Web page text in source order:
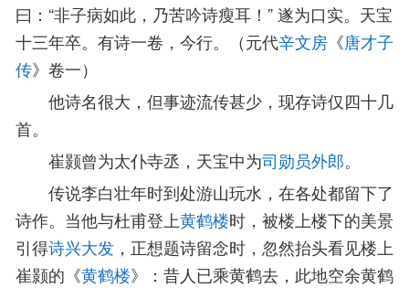
曰：“非子病如此，乃苦吟诗瘦耳！” 遂为口实。天宝
十三年卒。有诗一卷，今行。（元代辛文房 《唐才子
传》卷一）
他诗名很大，但事迹流传甚少，现存诗仅四十几
首。
崔颢曾为太仆寺丞，天宝中为司勋员外郎。
传说李白壮年时到处游山玩水，在各处都留下了
诗作。当他与杜甫登上黄鹤楼时，被楼上楼下的美景
引得诗兴大发 ，正想题诗留念时，忽然抬头看见楼上
崔颢的《黄鹤楼》：昔人已乘黄鹤去，此地空余黄鹤